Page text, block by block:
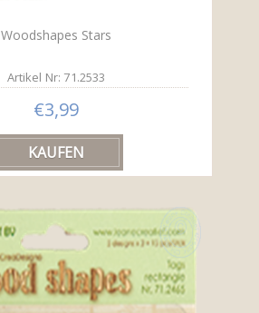
Woodshapes Stars
Artikel Nr: 71.2533
€3,99